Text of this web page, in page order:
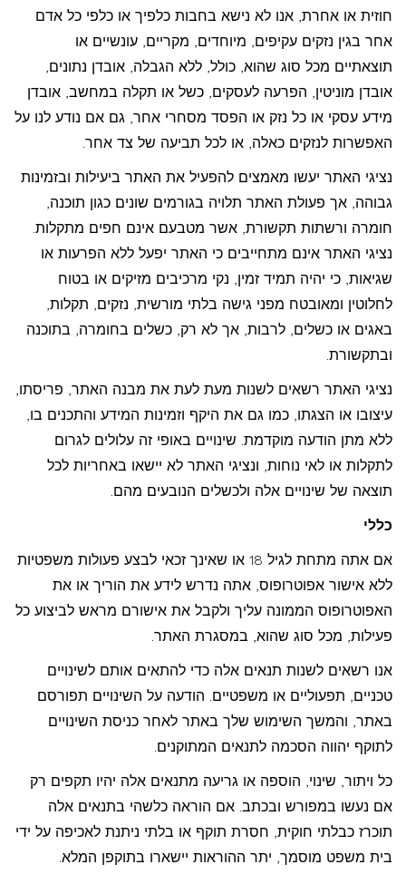
חוזית או אחרת, אנו לא נישא בחבות כלפיך או כלפי כל אדם
אחר בגין נזקים עקיפים, מיוחדים, מקריים, עונשיים או
תוצאתיים מכל סוג שהוא, כולל, ללא הגבלה, אובדן נתונים,
אובדן מוניטין, הפרעה לעסקים, כשל או תקלה במחשב, אובדן
מידע עסקי או כל נזק או הפסד מסחרי אחר, גם אם נודע לנו על
האפשרות לנזקים כאלה, או לכל תביעה של צד אחר.
נציגי האתר יעשו מאמצים להפעיל את האתר ביעילות ובזמינות
גבוהה, אך פעולת האתר תלויה בגורמים שונים כגון תוכנה,
חומרה ורשתות תקשורת, אשר מטבעם אינם חפים מתקלות.
נציגי האתר אינם מתחייבים כי האתר יפעל ללא הפרעות או
שגיאות, כי יהיה תמיד זמין, נקי מרכיבים מזיקים או בטוח
לחלוטין ומאובטח מפני גישה בלתי מורשית, נזקים, תקלות,
באגים או כשלים, לרבות, אך לא רק, כשלים בחומרה, בתוכנה
ובתקשורת.
נציגי האתר רשאים לשנות מעת לעת את מבנה האתר, פריסתו,
עיצובו או הצגתו, כמו גם את היקף וזמינות המידע והתכנים בו,
ללא מתן הודעה מוקדמת. שינויים באופי זה עלולים לגרום
לתקלות או לאי נוחות, ונציגי האתר לא יישאו באחריות לכל
תוצאה של שינויים אלה ולכשלים הנובעים מהם.
כללי
אם אתה מתחת לגיל 18 או שאינך זכאי לבצע פעולות משפטיות
ללא אישור אפוטרופוס, אתה נדרש לידע את הוריך או את
האפוטרופוס הממונה עליך ולקבל את אישורם מראש לביצוע כל
פעילות, מכל סוג שהוא, במסגרת האתר.
אנו רשאים לשנות תנאים אלה כדי להתאים אותם לשינויים
טכניים, תפעוליים או משפטיים. הודעה על השינויים תפורסם
באתר, והמשך השימוש שלך באתר לאחר כניסת השינויים
לתוקף יהווה הסכמה לתנאים המתוקנים.
כל ויתור, שינוי, הוספה או גריעה מתנאים אלה יהיו תקפים רק
אם נעשו במפורש ובכתב. אם הוראה כלשהי בתנאים אלה
תוכרז כבלתי חוקית, חסרת תוקף או בלתי ניתנת לאכיפה על ידי
בית משפט מוסמך, יתר ההוראות יישארו בתוקפן המלא.